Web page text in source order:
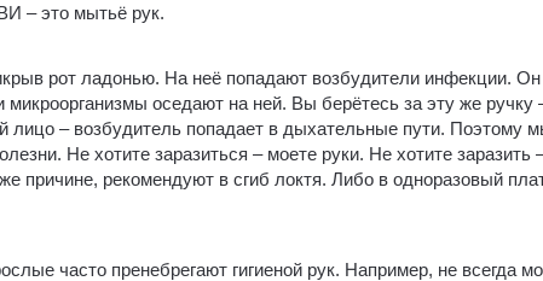
– это мытьё рук.
рот ладонью. На неё попадают возбудители инфекции. Он
микроорганизмы оседают на ней. Вы берётесь за эту же ручку
лицо – возбудитель попадает в дыхательные пути. Поэтому
Не хотите заразиться – моете руки. Не хотите заразить
причине, рекомендуют в сгиб локтя. Либо в одноразовый
часто пренебрегают гигиеной рук. Например, не всегда